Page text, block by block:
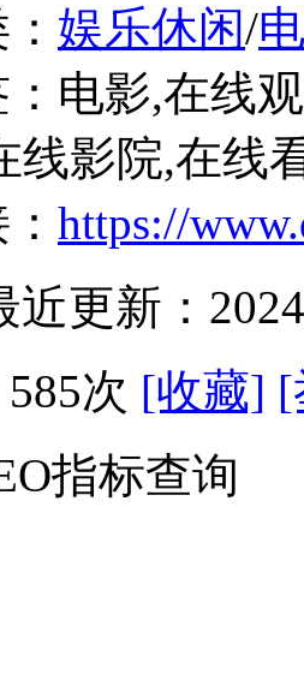
娱乐休闲/
电影,在线
线影院,在线
https://
近更新：
585次 [收藏] [
指标查询